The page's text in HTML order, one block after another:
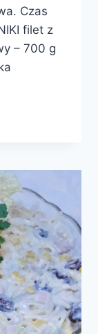
Czas
filet z
– 700 g